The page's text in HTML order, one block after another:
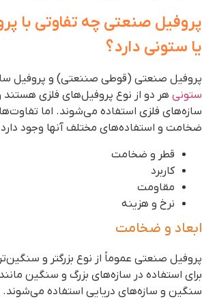
صنعتی چه تفاوتی با
ستونی دارد؟
صنعتی (قوطی صننعتی) و پروفیل
هر دو از نوع پروفیل‌های فلزی هستند
فلزی استفاده می‌شوند. اما
و استفاده‌های مختلف آنها وجود
قطر و ضخامت
کاربرد
مقاومت
نرخ و هزینه
و ضخامت
صنعتی عموماً از نوع بزرگتر و
استفاده در سازه‌های بزرگ و سنگین
و سازه‌های دریایی استفاده می‌شوند.